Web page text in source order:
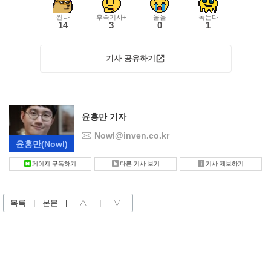
씬나
14
후속기사+
3
울음
0
녹는다
1
기사 공유하기
윤홍만(Nowl)
윤홍만 기자
Nowl@inven.co.kr
페이지 구독하기 다른 기사 보기 기사 제보하기
목록 본문 △ ▽